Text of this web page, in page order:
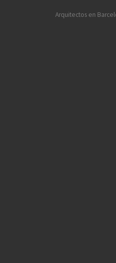
Arquitectos en